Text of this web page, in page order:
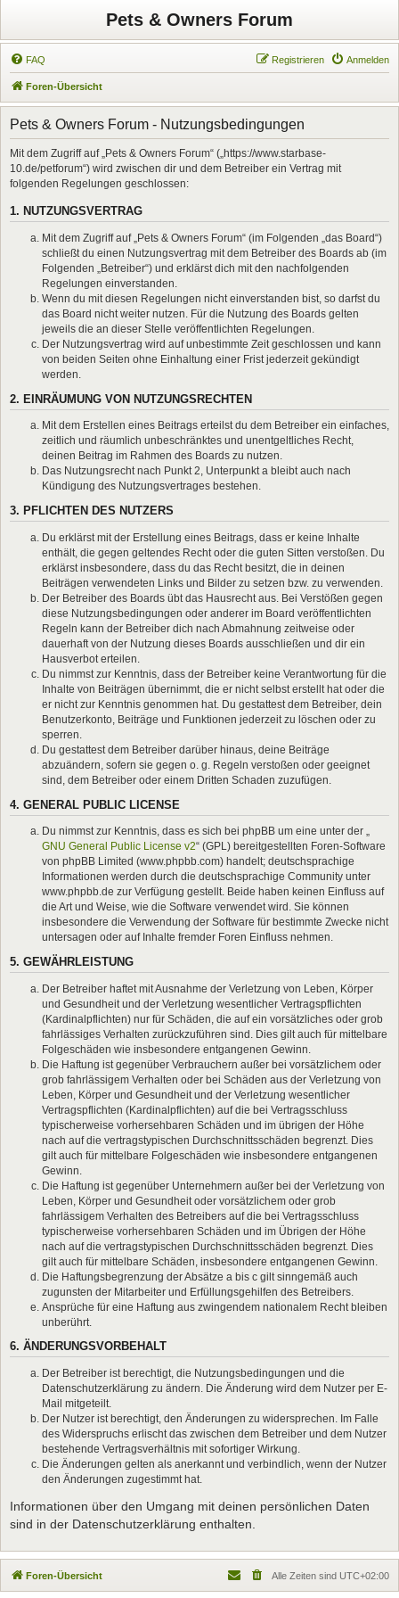
Pets & Owners Forum
FAQ Anmelden
Registrieren
Foren-Übersicht
Pets & Owners Forum - Nutzungsbedingungen
Mit dem Zugriff auf „Pets & Owners Forum“ („https://www.starbase-
10.de/petforum“) wird zwischen dir und dem Betreiber ein Vertrag mit
folgenden Regelungen geschlossen:
1. NUTZUNGSVERTRAG
Mit dem Zugriff auf „Pets & Owners Forum“ (im Folgenden „das Board“)
schließt du einen Nutzungsvertrag mit dem Betreiber des Boards ab (im
Folgenden „Betreiber“) und erklärst dich mit den nachfolgenden
Regelungen einverstanden.
Wenn du mit diesen Regelungen nicht einverstanden bist, so darfst du
das Board nicht weiter nutzen. Für die Nutzung des Boards gelten
jeweils die an dieser Stelle veröffentlichten Regelungen.
Der Nutzungsvertrag wird auf unbestimmte Zeit geschlossen und kann
von beiden Seiten ohne Einhaltung einer Frist jederzeit gekündigt
werden.
2. EINRÄUMUNG VON NUTZUNGSRECHTEN
Mit dem Erstellen eines Beitrags erteilst du dem Betreiber ein einfaches,
zeitlich und räumlich unbeschränktes und unentgeltliches Recht,
deinen Beitrag im Rahmen des Boards zu nutzen.
Das Nutzungsrecht nach Punkt 2, Unterpunkt a bleibt auch nach
Kündigung des Nutzungsvertrages bestehen.
3. PFLICHTEN DES NUTZERS
Du erklärst mit der Erstellung eines Beitrags, dass er keine Inhalte
enthält, die gegen geltendes Recht oder die guten Sitten verstoßen. Du
erklärst insbesondere, dass du das Recht besitzt, die in deinen
Beiträgen verwendeten Links und Bilder zu setzen bzw. zu verwenden.
Der Betreiber des Boards übt das Hausrecht aus. Bei Verstößen gegen
diese Nutzungsbedingungen oder anderer im Board veröffentlichten
Regeln kann der Betreiber dich nach Abmahnung zeitweise oder
dauerhaft von der Nutzung dieses Boards ausschließen und dir ein
Hausverbot erteilen.
Du nimmst zur Kenntnis, dass der Betreiber keine Verantwortung für die
Inhalte von Beiträgen übernimmt, die er nicht selbst erstellt hat oder die
er nicht zur Kenntnis genommen hat. Du gestattest dem Betreiber, dein
Benutzerkonto, Beiträge und Funktionen jederzeit zu löschen oder zu
sperren.
Du gestattest dem Betreiber darüber hinaus, deine Beiträge
abzuändern, sofern sie gegen o. g. Regeln verstoßen oder geeignet
sind, dem Betreiber oder einem Dritten Schaden zuzufügen.
4. GENERAL PUBLIC LICENSE
Du nimmst zur Kenntnis, dass es sich bei phpBB um eine unter der „
GNU General Public License v2“ (GPL) bereitgestellten Foren-Software
von phpBB Limited (www.phpbb.com) handelt; deutschsprachige
Informationen werden durch die deutschsprachige Community unter
www.phpbb.de zur Verfügung gestellt. Beide haben keinen Einfluss auf
die Art und Weise, wie die Software verwendet wird. Sie können
insbesondere die Verwendung der Software für bestimmte Zwecke nicht
untersagen oder auf Inhalte fremder Foren Einfluss nehmen.
5. GEWÄHRLEISTUNG
Der Betreiber haftet mit Ausnahme der Verletzung von Leben, Körper
und Gesundheit und der Verletzung wesentlicher Vertragspflichten
(Kardinalpflichten) nur für Schäden, die auf ein vorsätzliches oder grob
fahrlässiges Verhalten zurückzuführen sind. Dies gilt auch für mittelbare
Folgeschäden wie insbesondere entgangenen Gewinn.
Die Haftung ist gegenüber Verbrauchern außer bei vorsätzlichem oder
grob fahrlässigem Verhalten oder bei Schäden aus der Verletzung von
Leben, Körper und Gesundheit und der Verletzung wesentlicher
Vertragspflichten (Kardinalpflichten) auf die bei Vertragsschluss
typischerweise vorhersehbaren Schäden und im übrigen der Höhe
nach auf die vertragstypischen Durchschnittsschäden begrenzt. Dies
gilt auch für mittelbare Folgeschäden wie insbesondere entgangenen
Gewinn.
Die Haftung ist gegenüber Unternehmern außer bei der Verletzung von
Leben, Körper und Gesundheit oder vorsätzlichem oder grob
fahrlässigem Verhalten des Betreibers auf die bei Vertragsschluss
typischerweise vorhersehbaren Schäden und im Übrigen der Höhe
nach auf die vertragstypischen Durchschnittsschäden begrenzt. Dies
gilt auch für mittelbare Schäden, insbesondere entgangenen Gewinn.
Die Haftungsbegrenzung der Absätze a bis c gilt sinngemäß auch
zugunsten der Mitarbeiter und Erfüllungsgehilfen des Betreibers.
Ansprüche für eine Haftung aus zwingendem nationalem Recht bleiben
unberührt.
6. ÄNDERUNGSVORBEHALT
Der Betreiber ist berechtigt, die Nutzungsbedingungen und die
Datenschutzerklärung zu ändern. Die Änderung wird dem Nutzer per E-
Mail mitgeteilt.
Der Nutzer ist berechtigt, den Änderungen zu widersprechen. Im Falle
des Widerspruchs erlischt das zwischen dem Betreiber und dem Nutzer
bestehende Vertragsverhältnis mit sofortiger Wirkung.
Die Änderungen gelten als anerkannt und verbindlich, wenn der Nutzer
den Änderungen zugestimmt hat.
Informationen über den Umgang mit deinen persönlichen Daten
sind in der Datenschutzerklärung enthalten.
Foren-Übersicht Alle Zeiten sind UTC+02:00